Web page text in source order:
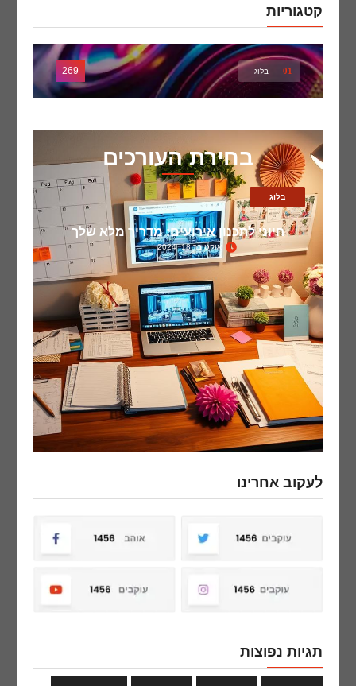
קטגוריות
01 בלוג 269
בחירת העורכים
בלוג
חיוני לתכנון אירועים: מדריך מלא שלך
אוקטובר 18, 2024
לעקוב אחרינו
תגיות נפוצות